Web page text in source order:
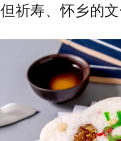
但祈寿、怀乡的